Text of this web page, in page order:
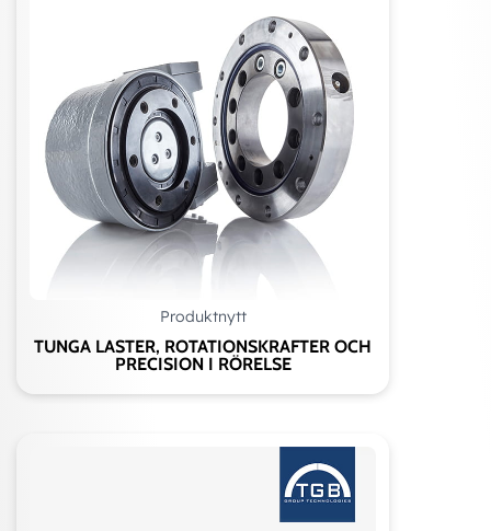
Produktnytt
TUNGA LASTER, ROTATIONSKRAFTER OCH
PRECISION I RÖRELSE